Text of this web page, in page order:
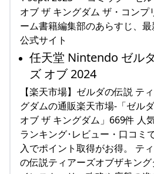
オブ ザ キングダム ザ・コン
ーム書籍編集部のあらすじ、
公式サイト
任天堂 Nintendo ゼル
ズ オブ 2024
【楽天市場】ゼルダの伝説 テ
グダムの通販楽天市場-「ゼル
オブ ザ キングダム」669件 人
ランキング･レビュー・口コミ
入でポイント取得がお得。 テ
の伝説ティアーズオブザキン